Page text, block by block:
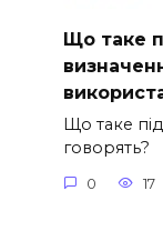
Що таке
Що таке
говорять?
0 17